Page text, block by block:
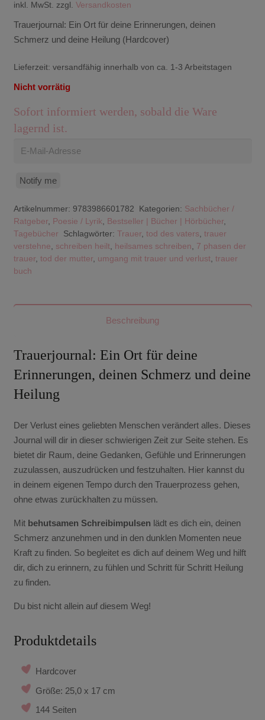
inkl. MwSt. zzgl. Versandkosten
Trauerjournal: Ein Ort für deine Erinnerungen, deinen
Schmerz und deine Heilung (Hardcover)
Lieferzeit: versandfähig innerhalb von ca. 1-3 Arbeitstagen
Nicht vorrätig
Sofort informiert werden, sobald die Ware
lagernd ist.
Notify me
Artikelnummer: 9783986601782 Kategorien: Sachbücher /
Ratgeber, Poesie / Lyrik, Bestseller | Bücher | Hörbücher,
Tagebücher
Schlagwörter: Trauer, tod des vaters, trauer
verstehne, schreiben heilt, heilsames schreiben, 7 phasen der
trauer, tod der mutter, umgang mit trauer und verlust, trauer
buch
Beschreibung
Trauerjournal: Ein Ort für deine
Erinnerungen, deinen Schmerz und deine
Heilung
Der Verlust eines geliebten Menschen verändert alles. Dieses
Journal will dir in dieser schwierigen Zeit zur Seite stehen. Es
bietet dir Raum, deine Gedanken, Gefühle und Erinnerungen
zuzulassen, auszudrücken und festzuhalten. Hier kannst du
in deinem eigenen Tempo durch den Trauerprozess gehen,
ohne etwas zurückhalten zu müssen.
Mit behutsamen Schreibimpulsen lädt es dich ein, deinen
Schmerz anzunehmen und in den dunklen Momenten neue
Kraft zu finden. So begleitet es dich auf deinem Weg und hilft
dir, dich zu erinnern, zu fühlen und Schritt für Schritt Heilung
zu finden.
Du bist nicht allein auf diesem Weg!
Produktdetails
Hardcover
Größe: 25,0 x 17 cm
144 Seiten